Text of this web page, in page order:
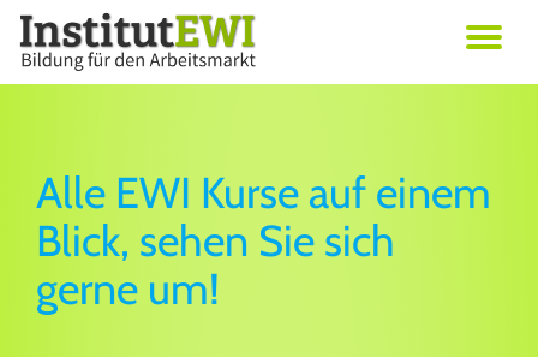
Skip
to
Alle EWI Kurse auf einem
Blick, sehen Sie sich
gerne um!